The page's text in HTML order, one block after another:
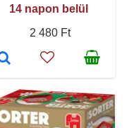
14 napon belül
2 480 Ft